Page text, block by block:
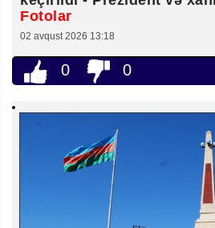
Fotolar
02 avqust 2026 13:18
0 0